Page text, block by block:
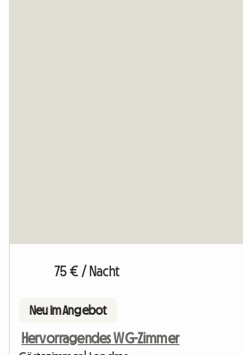
75 € / Nacht
Neu im Angebot
Hervorragendes WG-Zimmer